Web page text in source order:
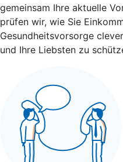
gemeinsam Ihre aktuelle
prüfen wir, wie Sie
Gesundheitsvorsorge
und Ihre Liebsten zu